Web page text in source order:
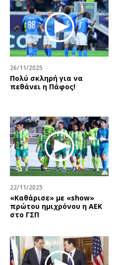
26/11/2025
Πολύ σκληρή για να
πεθάνει η Πάφος!
22/11/2025
«Καθάρισε» με «show»
πρώτου ημιχρόνου η ΑΕΚ
στο ΓΣΠ